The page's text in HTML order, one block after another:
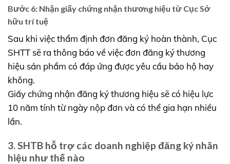
Bước 6: Nhận giấy chứng nhận thương hiệu từ Cục Sở
hữu trí tuệ
Sau khi việc thẩm định đơn đăng ký hoàn thành, Cục
SHTT sẽ ra thông báo về việc đơn đăng ký thương
hiệu sản phẩm có đáp ứng được yêu cầu bảo hộ hay
không.
Giấy chứng nhận đăng ký thương hiệu sẽ có hiệu lực
10 năm tính từ ngày nộp đơn và có thể gia hạn nhiều
lần.
3. SHTB hỗ trợ các doanh nghiệp đăng ký nhãn
hiệu như thế nào